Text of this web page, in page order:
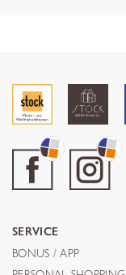
SERVICE
BONUS / APP